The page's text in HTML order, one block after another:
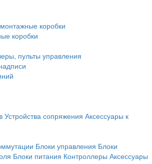
коробки
коробки
пульты управления
Устройства сопряжения Аксессуары к
Блоки управления Блоки
Блоки питания Контроллеры Аксессуары